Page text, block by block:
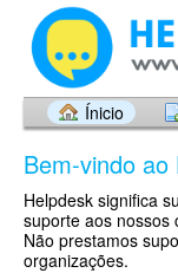
Ínicio
Bem-vindo ao
Helpdesk significa
suporte aos nossos
Não prestamos
organizações.